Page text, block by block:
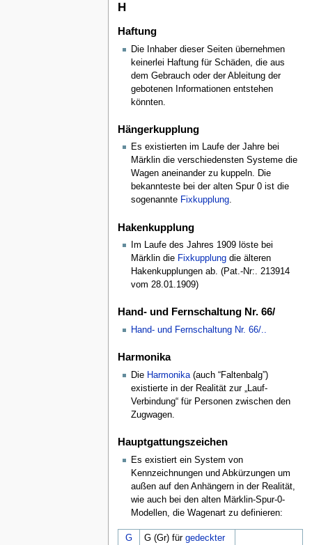
H
Haftung
Die Inhaber dieser Seiten übernehmen
keinerlei Haftung für Schäden, die aus
dem Gebrauch oder der Ableitung der
gebotenen Informationen entstehen
könnten.
Hängerkupplung
Es existierten im Laufe der Jahre bei
Märklin die verschiedensten Systeme die
Wagen aneinander zu kuppeln. Die
bekannteste bei der alten Spur 0 ist die
sogenannte Fixkupplung.
Hakenkupplung
Im Laufe des Jahres 1909 löste bei
Märklin die Fixkupplungdie älteren
Hakenkupplungen ab. (Pat.-Nr:. 213914
vom 28.01.1909)
Hand- und Fernschaltung Nr. 66/
Hand- und Fernschaltung Nr. 66/..
Harmonika
Die Harmonika(auch “Faltenbalg”)
existierte in der Realität zur „Lauf-
Verbindung“ für Personen zwischen den
Zugwagen.
Hauptgattungszeichen
Es existiert ein System von
Kennzeichnungen und Abkürzungen um
außen auf den Anhängern in der Realität,
wie auch bei den alten Märklin-Spur-0-
Modellen, die Wagenart zu definieren:
G G (Gr) für gedeckter